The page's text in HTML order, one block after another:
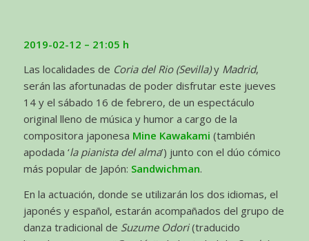
2019-02-12 – 21:05 h
Las localidades de Coria del Rio (Sevilla)y Madrid,
serán las afortunadas de poder disfrutar este jueves
14 y el sábado 16 de febrero, de un espectáculo
original lleno de música y humor a cargo de la
compositora japonesa Mine Kawakami (también
apodada ‘la pianista del alma’) junto con el dúo cómico
más popular de Japón: Sandwichman.
En la actuación, donde se utilizarán los dos idiomas, el
japonés y español, estarán acompañados del grupo de
danza tradicional de Suzume Odori(traducido